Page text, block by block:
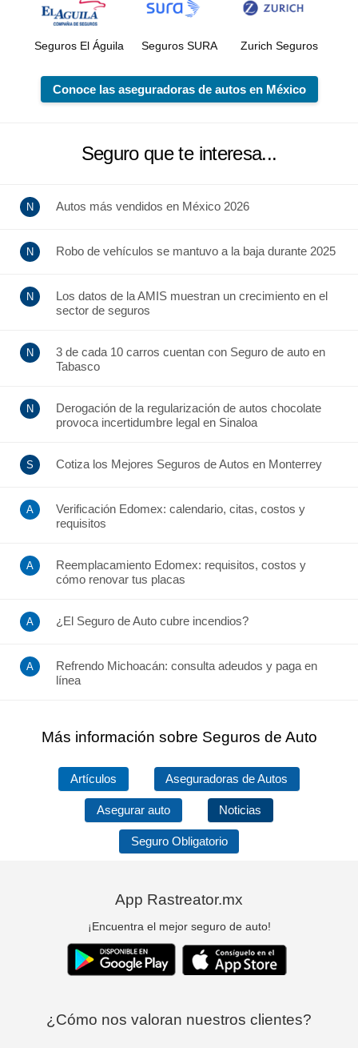
Seguros El Águila Seguros SURA Zurich Seguros
Conoce las aseguradoras de autos en México
Seguro que te interesa...
Autos más vendidos en México 2026
Robo de vehículos se mantuvo a la baja durante 2025
Los datos de la AMIS muestran un crecimiento en el
sector de seguros
3 de cada 10 carros cuentan con Seguro de auto en
Tabasco
Derogación de la regularización de autos chocolate
provoca incertidumbre legal en Sinaloa
Cotiza los Mejores Seguros de Autos en Monterrey
Verificación Edomex: calendario, citas, costos y
requisitos
Reemplacamiento Edomex: requisitos, costos y
cómo renovar tus placas
¿El Seguro de Auto cubre incendios?
Refrendo Michoacán: consulta adeudos y paga en
línea
Más información sobre Seguros de Auto
Artículos Aseguradoras de Autos
Asegurar auto Noticias
Seguro Obligatorio
App Rastreator.mx
¡Encuentra el mejor seguro de auto!
¿Cómo nos valoran nuestros clientes?